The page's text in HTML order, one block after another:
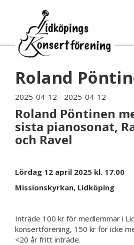
Roland
2025-04-12 - 2025-04-12
Roland Pöntinen
sista pianosonat,
och Ravel
Lördag 12 april 2025 kl. 17.00
Missionskyrkan, Lidköping
Inträde 100 kr för medlemmar i
konsertförening, 150 kr för icke
<20 år fritt inträde.